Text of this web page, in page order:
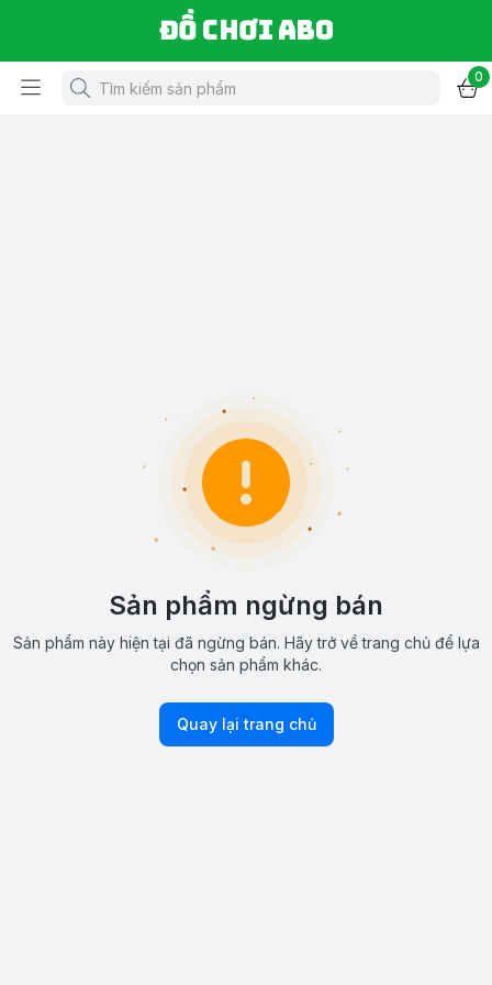
Đồ chơi ABO
0
Sản phẩm ngừng bán
Sản phẩm này hiện tại đã ngừng bán. Hãy trở về trang chủ để lựa
chọn sản phẩm khác.
Quay lại trang chủ